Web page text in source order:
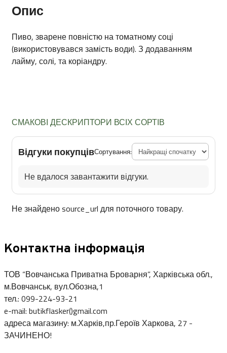
Опис
Пиво, зварене повністю на томатному соці
(використовувався замість води). З додаванням
лайму, солі, та коріандру.
СМАКОВІ ДЕСКРИПТОРИ ВСІХ СОРТІВ
Відгуки покупцівСортування:
Не вдалося завантажити відгуки.
Не знайдено source_url для поточного товару.
Контактна інформація
ТОВ “Вовчанська Приватна Броварня”, Харківська обл.,
м.Вовчанськ, вул.Обозна,1
тел.: 099-224-93-21
e-mail: butikflasker()gmail.com
адреса магазину: м.Харків,пр.Героїв Харкова, 27 -
ЗАЧИНЕНО!